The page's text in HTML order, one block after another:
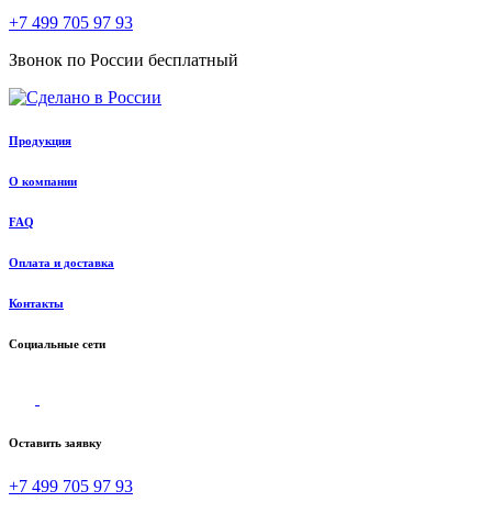
+7 499 705 97 93
Звонок по России бесплатный
Продукция
О компании
FAQ
Оплата и доставка
Контакты
Социальные сети
Оставить заявку
+7 499 705 97 93